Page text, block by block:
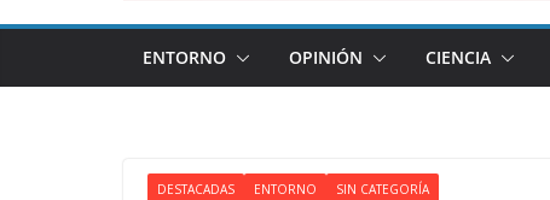
ENTORNO OPINIÓN CIENCIA
DESTACADAS ENTORNO SIN CATEGORÍA